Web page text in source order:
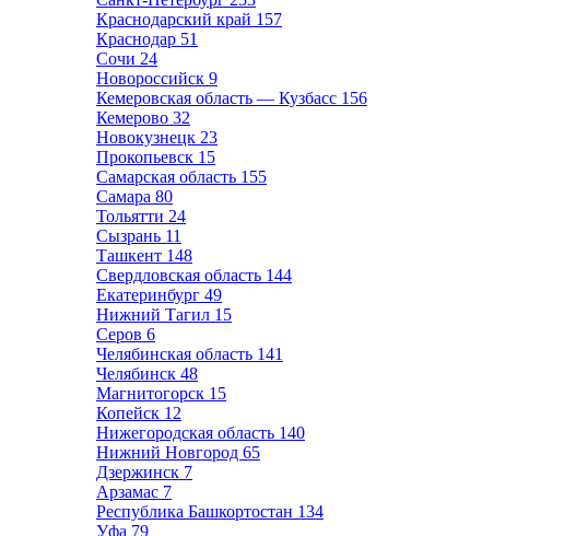
Краснодарский край 157
Краснодар 51
Сочи 24
Новороссийск 9
Кемеровская область — Кузбасс 156
Кемерово 32
Новокузнецк 23
Прокопьевск 15
Самарская область 155
Самара 80
Тольятти 24
Сызрань 11
Ташкент 148
Свердловская область 144
Екатеринбург 49
Нижний Тагил 15
Серов 6
Челябинская область 141
Челябинск 48
Магнитогорск 15
Копейск 12
Нижегородская область 140
Нижний Новгород 65
Дзержинск 7
Арзамас 7
Республика Башкортостан 134
Уфа 79